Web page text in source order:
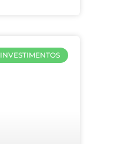
INVESTIMENTOS